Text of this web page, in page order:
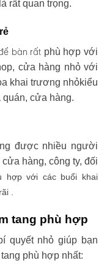
rất quan trọng.
bàn rất phù hợp với
cửa hàng nhỏ với
khai trương nhỏkiểu
quán, cửa hàng.
được nhiều người
hàng, công ty, đối
hợp với các buổi khai
.
tang phù hợp
quyết nhỏ giúp bạn
phù hợp nhất: